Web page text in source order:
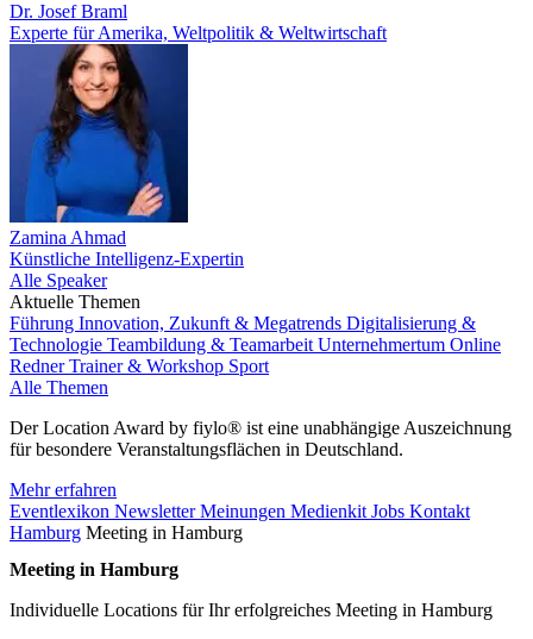
Dr. Josef Braml
Experte für Amerika, Weltpolitik & Weltwirtschaft
Zamina Ahmad
Künstliche Intelligenz-Expertin
Alle Speaker
Aktuelle Themen
Führung Innovation, Zukunft & Megatrends Digitalisierung &
Technologie Teambildung & Teamarbeit Unternehmertum Online
RednerTrainer & Workshop Sport
Alle Themen
Der Location Award by fiylo® ist eine unabhängige Auszeichnung
für besondere Veranstaltungsflächen in Deutschland.
Mehr erfahren
Eventlexikon NewsletterMeinungen Medienkit Jobs Kontakt
Hamburg Meeting in Hamburg
Meeting in Hamburg
Individuelle Locations für Ihr erfolgreiches Meeting in Hamburg